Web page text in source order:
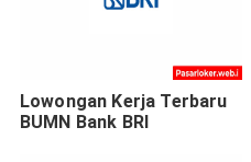
Lowongan Kerja Terbaru
BUMN Bank BRI